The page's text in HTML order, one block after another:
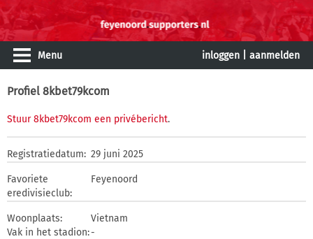
Menu inloggen aanmelden
Profiel 8kbet79kcom
Stuur 8kbet79kcom een privébericht.
Registratiedatum: 29 juni 2025
Favoriete
eredivisieclub:
Feyenoord
Woonplaats:
Vietnam
Vak in het stadion:-